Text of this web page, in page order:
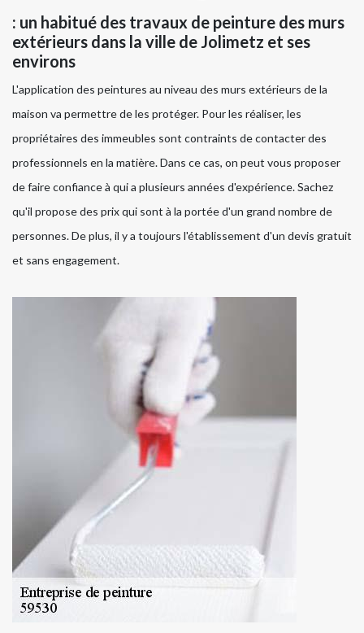
: un habitué des travaux de peinture des murs
extérieurs dans la ville de Jolimetz et ses
environs
L'application des peintures au niveau des murs extérieurs de la
maison va permettre de les protéger. Pour les réaliser, les
propriétaires des immeubles sont contraints de contacter des
professionnels en la matière. Dans ce cas, on peut vous proposer
de faire confiance à qui a plusieurs années d'expérience. Sachez
qu'il propose des prix qui sont à la portée d'un grand nombre de
personnes. De plus, il y a toujours l'établissement d'un devis gratuit
et sans engagement.